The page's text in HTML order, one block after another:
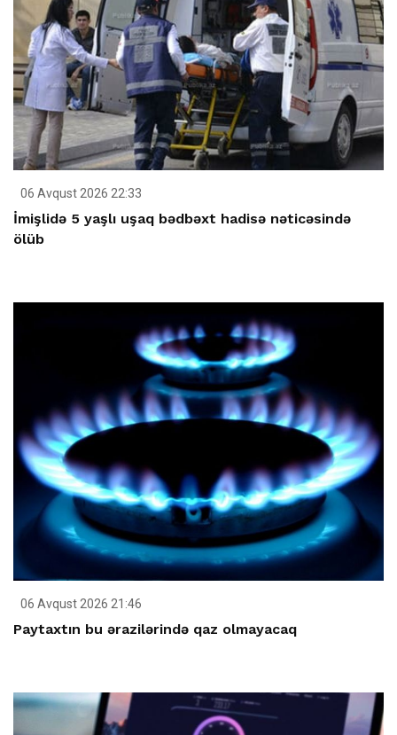
06 Avqust 2026 22:33
İmişlidə 5 yaşlı uşaq bədbəxt hadisə nəticəsində
ölüb
06 Avqust 2026 21:46
Paytaxtın bu ərazilərində qaz olmayacaq